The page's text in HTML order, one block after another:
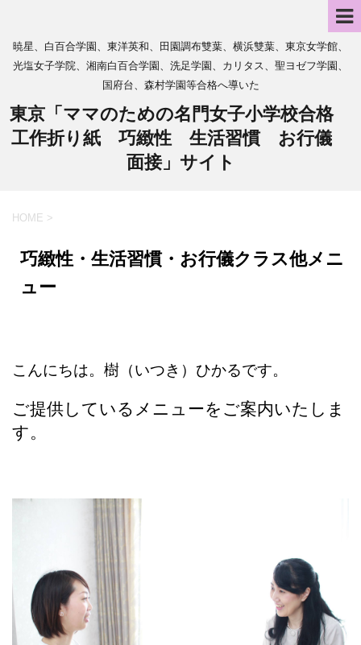
暁星、白百合学園、東洋英和、田園調布雙葉、横浜雙葉、東京女学館、
光塩女子学院、湘南白百合学園、洗足学園、カリタス、聖ヨゼフ学園、
国府台、森村学園等合格へ導いた
東京「ママのための名門女子小学校合格
工作折り紙 巧緻性 生活習慣 お行儀
面接」サイト
HOME >
巧緻性・生活習慣・お行儀クラス他メニ
ュー
こんにちは。樹（いつき）ひかるです。
ご提供しているメニューをご案内いたしま
す。